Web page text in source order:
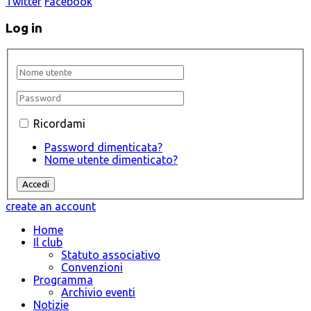
Log in
Ricordami
Password dimenticata?
Nome utente dimenticato?
create an account
Home
Il club
Statuto associativo
Convenzioni
Programma
Archivio eventi
Notizie